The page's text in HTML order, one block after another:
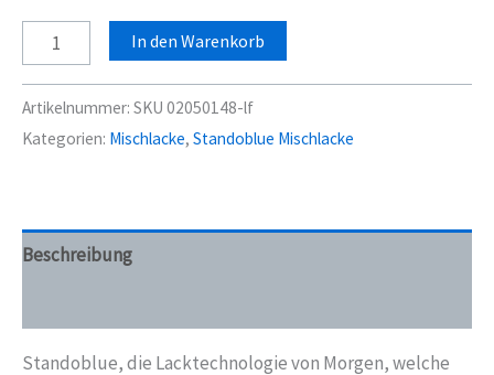
Standox
Standoblue
MIX
148
1,00
In den Warenkorb
Artikelnummer: SKU 02050148-lf
Kategorien: Mischlacke, Standoblue Mischlacke
Beschreibung
Standoblue, die Lacktechnologie von Morgen, welche